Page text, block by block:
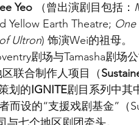
Yeo （曾出演剧目包括：
Yellow Earth Theatre; One
Ultron) 饰演Wei的祖母。
剧场与Tamasha剧场
联合制作人项目（
划的IGNITE剧目系列中其
而设的“支援戏剧基金”（